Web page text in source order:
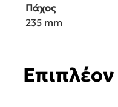
Πάχος
235 mm